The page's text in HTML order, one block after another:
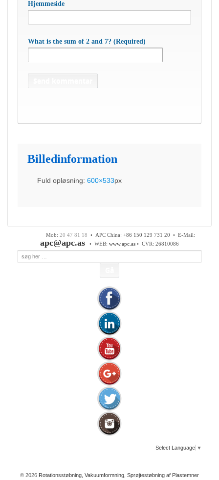
Hjemmeside
What is the sum of 2 and 7? (Required)
Billedinformation
Fuld opløsning: 600×533px
Mob: 20 47 81 18 • APC China: +86 150 129 731 20 • E-Mail:
apc@apc.as • WEB: www.apc.as • CVR: 26810086
efter:
Select Language ▼
© 2026 Rotationsstøbning, Vakuumformning, Sprøjtestøbning af Plastemner